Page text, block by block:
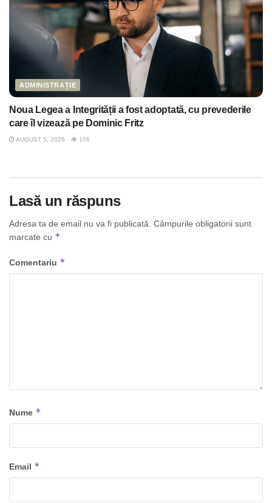
ADMINISTRAȚIE
Noua Legea a Integrității a fost adoptată, cu prevederile
care îl vizează pe Dominic Fritz
AUGUST 5, 2026 106
Lasă un răspuns
Adresa ta de email nu va fi publicată. Câmpurile obligatorii sunt
marcate cu *
Comentariu *
Nume *
Email *